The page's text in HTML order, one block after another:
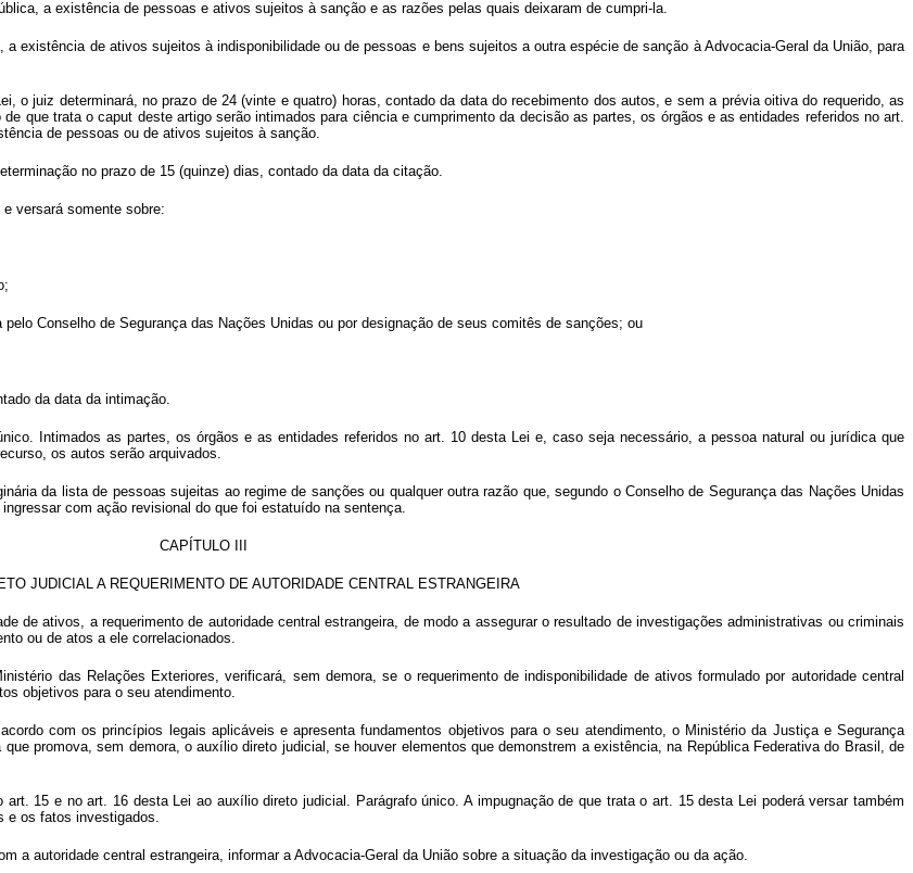
a existência de pessoas e ativos sujeitos à sanção e as razões pelas quais deixaram de cumpri-la.
existência de ativos sujeitos à indisponibilidade ou de pessoas e bens sujeitos a outra espécie de sanção à Advocacia-Geral da União, para
o juiz determinará, no prazo de 24 (vinte e quatro) horas, contado da data do recebimento dos autos, e sem a prévia oitiva do requerido, as
que trata o caput deste artigo serão intimados para ciência e cumprimento da decisão as partes, os órgãos e as entidades referidos no art.
de pessoas ou de ativos sujeitos à sanção.
no prazo de 15 (quinze) dias, contado da data da citação.
versará somente sobre:
Conselho de Segurança das Nações Unidas ou por designação de seus comitês de sanções; ou
da data da intimação.
Intimados as partes, os órgãos e as entidades referidos no art. 10 desta Lei e, caso seja necessário, a pessoa natural ou jurídica que
os autos serão arquivados.
da lista de pessoas sujeitas ao regime de sanções ou qualquer outra razão que, segundo o Conselho de Segurança das Nações Unidas
com ação revisional do que foi estatuído na sentença.
CAPÍTULO III
JUDICIAL A REQUERIMENTO DE AUTORIDADE CENTRAL ESTRANGEIRA
de ativos, a requerimento de autoridade central estrangeira, de modo a assegurar o resultado de investigações administrativas ou criminais
ou de atos a ele correlacionados.
das Relações Exteriores, verificará, sem demora, se o requerimento de indisponibilidade de ativos formulado por autoridade central
objetivos para o seu atendimento.
com os princípios legais aplicáveis e apresenta fundamentos objetivos para o seu atendimento, o Ministério da Justiça e Segurança
promova, sem demora, o auxílio direto judicial, se houver elementos que demonstrem a existência, na República Federativa do Brasil, de
15 e no art. 16 desta Lei ao auxílio direto judicial. Parágrafo único. A impugnação de que trata o art. 15 desta Lei poderá versar também
e os fatos investigados.
a autoridade central estrangeira, informar a Advocacia-Geral da União sobre a situação da investigação ou da ação.